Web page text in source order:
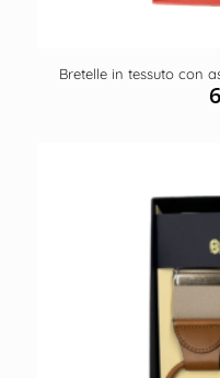
Bretelle in tessuto con